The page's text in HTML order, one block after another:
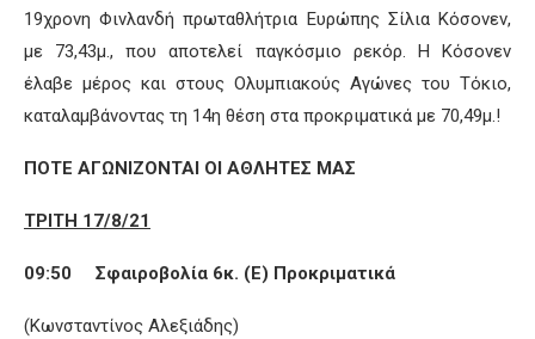
19χρονη Φινλανδή πρωταθλήτρια Ευρώπης Σίλια Κόσονεν,
με 73,43μ., που αποτελεί παγκόσμιο ρεκόρ. Η Κόσονεν
έλαβε μέρος και στους Ολυμπιακούς Αγώνες του Τόκιο,
καταλαμβάνοντας τη 14η θέση στα προκριματικά με 70,49μ.!
ΠΟΤΕ ΑΓΩΝΙΖΟΝΤΑΙ ΟΙ ΑΘΛΗΤΕΣ ΜΑΣ
ΤΡΙΤΗ 17/8/21
09:50 Σφαιροβολία 6κ. (Ε) Προκριματικά
(Κωνσταντίνος Αλεξιάδης)